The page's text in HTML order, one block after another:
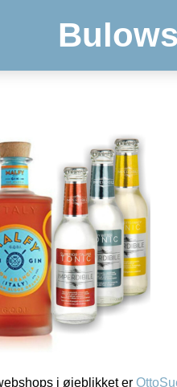
i øjeblikket er